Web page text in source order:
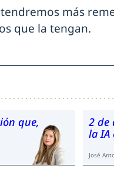
más
que la tengan.
que,
2 de
la IA
José